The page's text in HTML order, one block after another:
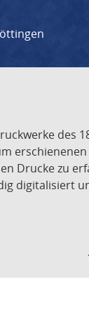
des
Drucke zu
digitalisiert